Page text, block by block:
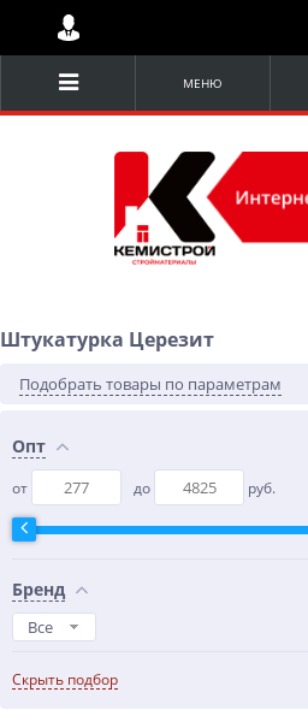
МЕНЮ
Штукатурка Церезит
Подобрать товары по параметрам
Опт
от до руб.
Бренд
Все
Скрыть подбор